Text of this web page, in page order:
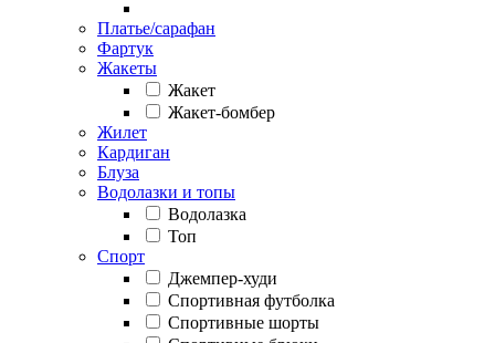
Платье/сарафан
Фартук
Жакеты
Жакет
Жакет-бомбер
Жилет
Кардиган
Блуза
Водолазки и топы
Водолазка
Топ
Спорт
Джемпер-худи
Спортивная футболка
Спортивные шорты